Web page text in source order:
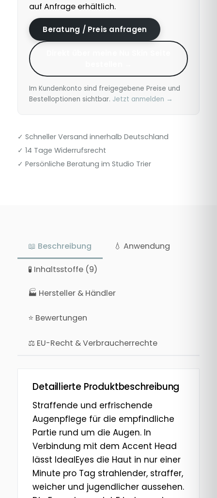
auf Anfrage erhältlich.
Beratung / Preis anfragen
Im Kundenkonto sind freigegebene Preise und
Bestelloptionen sichtbar. Jetzt anmelden →
✓ Schneller Versand innerhalb Deutschland
✓ 14 Tage Widerrufsrecht
✓ Persönliche Beratung im Studio Trier
📖 Beschreibung 💧 Anwendung
🧪 Inhaltsstoffe (9)
🏭 Hersteller & Händler
⭐ Bewertungen
⚖ EU-Recht & Verbraucherrechte
Detaillierte Produktbeschreibung
Straffende und erfrischende
Augenpflege für die empfindliche
Partie rund um die Augen. In
Verbindung mit dem Accent Head
lässt IdealEyes die Haut in nur einer
Minute pro Tag strahlender, straffer,
weicher und jugendlicher aussehen.